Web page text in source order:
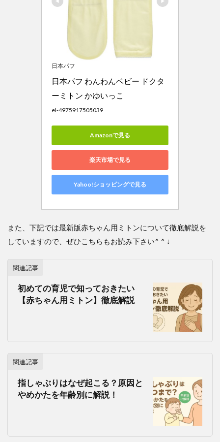
日本パフ
日本パフ わんわんベビー ドクタ
ーミトン かゆいっこ
el-4975917505039
Amazonで見る
楽天市場で見る
Yahoo!ショッピングで見る
また、下記では最新版赤ちゃん用ミトンについて徹底解説を
していますので、ぜひこちらもお読み下さい^ ^ ↓
関連記事
初めての育児で知っておきたい
【赤ちゃん用ミトン】徹底解説
関連記事
指しゃぶりはなぜ起こる？原因と
やめかたを年齢別に解説！